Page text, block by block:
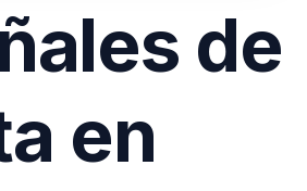
de
en